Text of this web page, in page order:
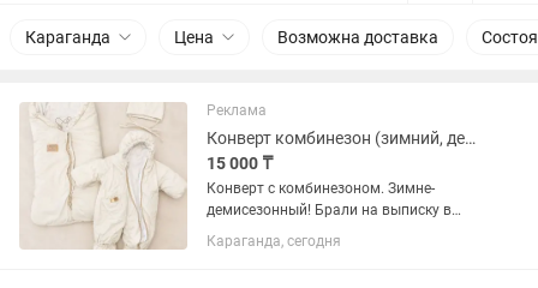
Караганда Цена Возможна доставка
Реклама
Конверт комбинезон (зимний, демисезонный)
15 000 ₸
Конверт с комбинезоном. Зимне-
демисезонный! Брали на выписку в
декабре, весной носили без конверта!
Очень удобный, мягкий!брали на заказ
Караганда, сегодня